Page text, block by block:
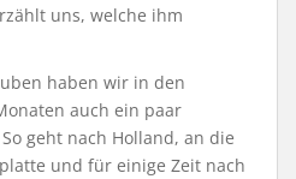
uns, welche ihm
haben wir in den
auch ein paar
geht nach Holland, an die
und für einige Zeit nach